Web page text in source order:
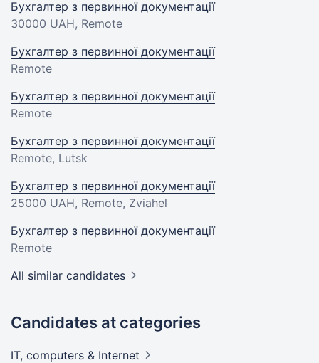
Бухгалтер з первинної документації
30000 UAH, Remote
Бухгалтер з первинної документації
Remote
Бухгалтер з первинної документації
Remote
Бухгалтер з первинної документації
Remote, Lutsk
Бухгалтер з первинної документації
25000 UAH, Remote, Zviahel
Бухгалтер з первинної документації
Remote
All similar candidates
Candidates at categories
IT, computers & Internet